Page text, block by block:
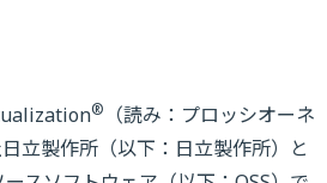
®
（読み：プロッシオーネ
立製作所（以下：日立製作所）と